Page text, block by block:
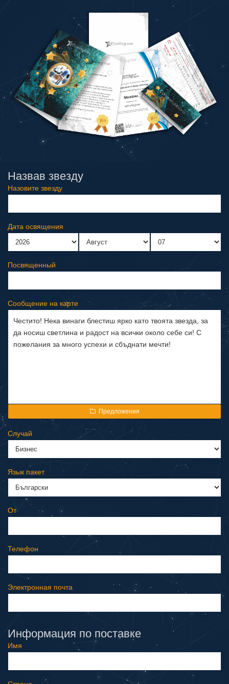
Назвав звезду
Назовите звезду
Дата освящения
Посвященный
Сообщение на карте
Предложения
Случай
Язык пакет
От
Телефон
Электронная почта
Информация по поставке
Имя